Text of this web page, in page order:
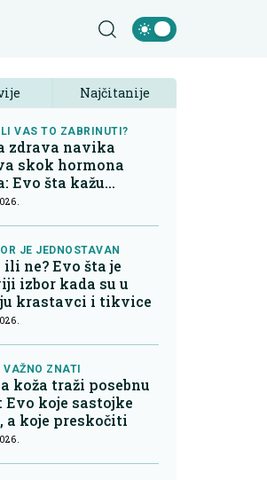
Najčitanije
VAS TO ZABRINUTI?
zdrava navika
skok hormona
Evo šta kažu
JE JEDNOSTAVAN
ne? Evo šta je
izbor kada su u
krastavci i tikvice
VAŽNO ZNATI
koža traži posebnu
Evo koje sastojke
a koje preskočiti